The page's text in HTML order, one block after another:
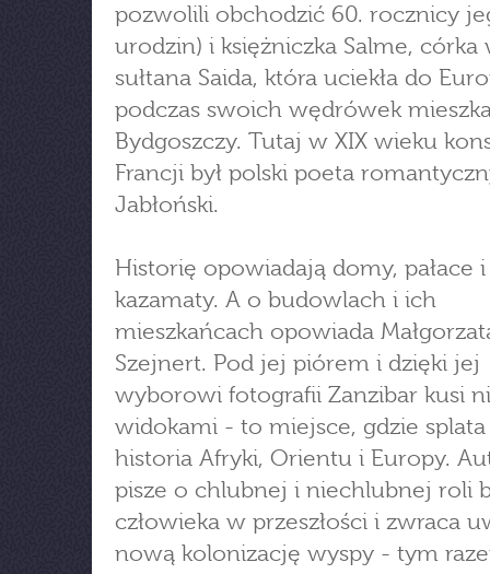
pozwolili obchodzić 60. rocznicy
urodzin) i księżniczka Salme, córka
sułtana Saida, która uciekła do
podczas swoich wędrówek
Bydgoszczy. Tutaj w XIX wieku
Francji był polski poeta
Jabłoński.
Historię opowiadają domy, pałace i
kazamaty. A o budowlach i ich
mieszkańcach opowiada
Szejnert. Pod jej piórem i dzięki jej
wyborowi fotografii Zanzibar kusi
widokami - to miejsce, gdzie splata
historia Afryki, Orientu i Europy.
pisze o chlubnej i niechlubnej roli
człowieka w przeszłości i zwraca
nową kolonizację wyspy - tym